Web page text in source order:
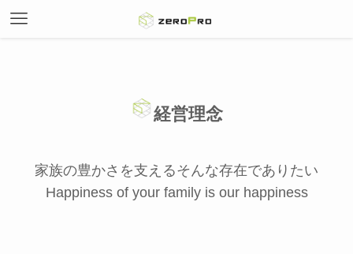
経営理念
家族の豊かさを支えるそんな存在でありたい
Happiness of your family is our happiness